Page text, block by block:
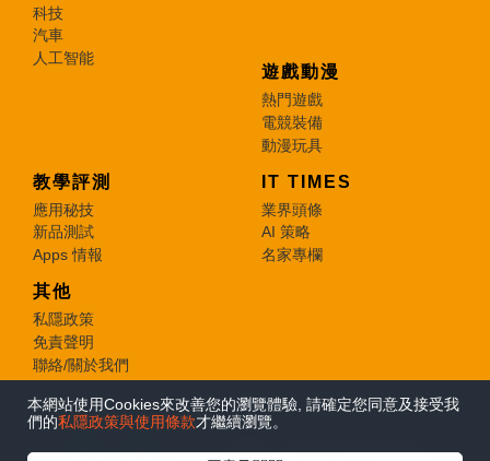
本網站使用Cookies來改善您的瀏覽體驗, 請確定您同意及接受我
們的私隱政策與使用條款才繼續瀏覽。
科技
汽車
人工智能
遊戲動漫
熱門遊戲
電競裝備
動漫玩具
教學評測
應用秘技
新品測試
Apps 情報
IT TIMES
業界頭條
AI 策略
名家專欄
其他
私隱政策
免責聲明
聯絡/關於我們
© 2026 e-zone. All Rights Reserved.